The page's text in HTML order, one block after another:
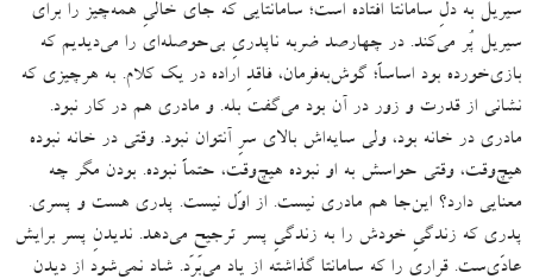
سیریل به دلِ سامانتا افتاده است؛ سامانتایی که جای خالیِ همه‌چیز را برای
سیریل پُر می‌کند.در چهارصد ضربه ناپدریِ بی‌حوصله‌ای را می‌دیدیم که
بازی‌خورده بود اساساً؛ گوش‌به‌فرمان، فاقدِ اراده در یک کلام. به هرچیزی که
نشانی از قدرت و زور در آن بود می‌گفت بله.و مادری هم در کار نبود.
مادری در خانه بود، ولی سایه‌اش بالای سرِ آنتوان نبود.وقتی‌ در خانه نبوده
هیچ‌وقت، وقتی‌ حواسش به او نبوده هیچ‌وقت، حتماً نبوده. بودن مگر چه
معنایی دارد؟ این‌جا هم مادری نیست. از اوّل نیست. پدری هست و پسری.
پدری که زندگیِ خودش را به زندگیِ پسر ترجیح می‌دهد. ندیدنِ پسر برایش
عادّی‌ست.قراری را که سامانتا گذاشته از یاد می‌بَرَد. شاد نمی‌شود از دیدنِ